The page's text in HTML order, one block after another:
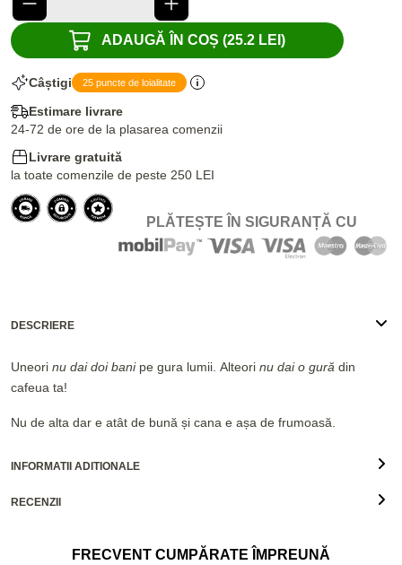
ADAUGĂ ÎN COȘ (25.2 LEI)
Câștigi 25 puncte de loialitate
Estimare livrare
24-72 de ore de la plasarea comenzii
Livrare gratuită
la toate comenzile de peste 250 LEI
PLĂTEȘTE ÎN SIGURANȚĂ CU
DESCRIERE
Uneori nu dai doi banipe gura lumii. Alteori nu dai o gură din
cafeua ta!
Nu de alta dar e atât de bună și cana e așa de frumoasă.
INFORMATII ADITIONALE
RECENZII
FRECVENT CUMPĂRATE ÎMPREUNĂ